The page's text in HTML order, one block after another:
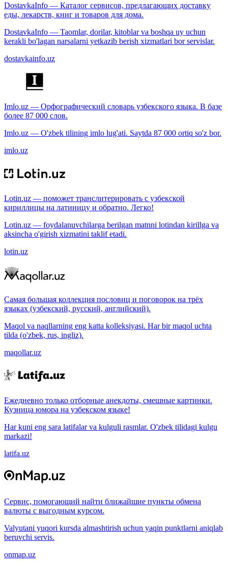
DostavkaInfo — Каталог сервисов, предлагающих доставку
еды, лекарств, книг и товаров для дома.
DostavkaInfo — Taomlar, dorilar, kitoblar va boshqa uy uchun
kerakli bo'lagan narsalarni yetkazib berish xizmatlari bor servislar.
dostavkainfo.uz
Imlo.uz — Орфографический словарь узбекского языка. В базе
более 87 000 слов.
Imlo.uz — O'zbek tilining imlo lug'ati. Saytda 87 000 ortiq so'z bor.
imlo.uz
Lotin.uz — поможет транслитерировать с узбекской
кириллицы на латиницу и обратно. Легко!
Lotin.uz — foydalanuvchilarga berilgan matnni lotindan kirillga va
aksincha o'girish xizmatini taklif etadi.
lotin.uz
Самая большая коллекция пословиц и поговорок на трёх
языках (узбекский, русский, английский).
Maqol va naqllarning eng katta kolleksiyasi. Har bir maqol uchta
tilda (o'zbek, rus, ingliz).
maqollar.uz
Ежедневно только отборные анекдоты, смешные картинки.
Кузница юмора на узбекском языке!
Har kuni eng sara latifalar va kulguli rasmlar. O'zbek tilidagi kulgu
markazi!
latifa.uz
Сервис, помогающий найти ближайшие пункты обмена
валюты с выгодным курсом.
Valyutani yuqori kursda almashtirish uchun yaqin punktlarni aniqlab
beruvchi servis.
onmap.uz